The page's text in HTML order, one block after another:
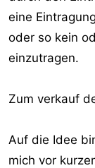
eine
oder so kein
einzutragen.
Zum verkauf
Auf die Idee
mich vor